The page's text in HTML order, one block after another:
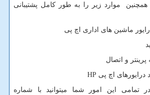
موارد زیر را به طور کامل پشتیبانی
HP
تمامی این امور شما میتوانید با شماره